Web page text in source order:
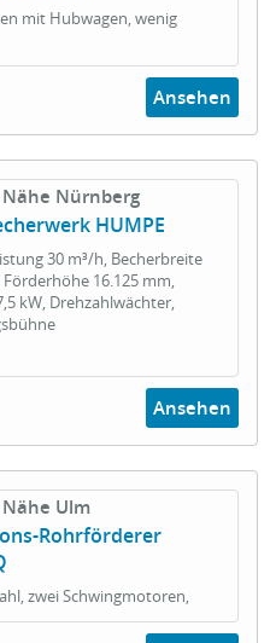
mit Hubwagen, wenig
Ansehen
Nürnberg
HUMPE
30 m³/h, Becherbreite
16.125 mm,
kW, Drehzahlwächter,
Ansehen
Ulm
Rohrförderer
zwei Schwingmotoren,